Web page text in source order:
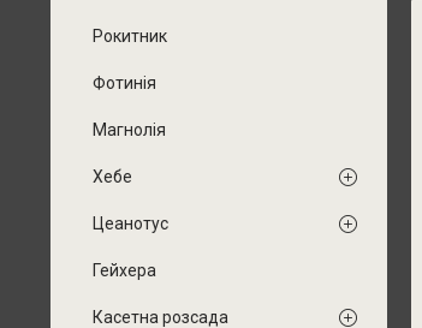
Рокитник
Фотинія
Магнолія
Хебе
Цеанотус
Гейхера
Касетна розсада